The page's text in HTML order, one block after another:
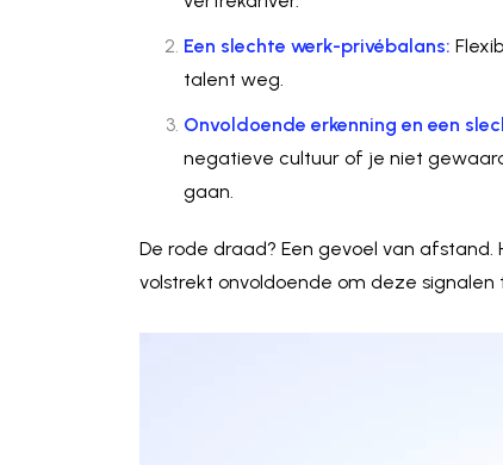
Een slechte werk-privébalans:
talent weg.
Onvoldoende erkenning en een
negatieve cultuur of je niet
gaan.
De rode draad? Een gevoel van
volstrekt onvoldoende om deze